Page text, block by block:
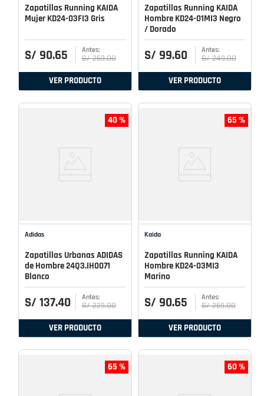
Zapatillas Running KAIDA
Mujer KD24-03FI3 Gris
S/ 90.65 S/ 259.00
VER PRODUCTO
Zapatillas Running KAIDA
Hombre KD24-01MI3 Negro
/ Dorado
S/ 99.60 S/ 249.00
VER PRODUCTO
40 %
Adidas
Zapatillas Urbanas ADIDAS
de Hombre 24Q3.IH0071
Blanco
S/ 137.40 S/ 229.00
VER PRODUCTO
65 %
Kaida
Zapatillas Running KAIDA
Hombre KD24-03MI3
Marino
S/ 90.65 S/ 259.00
VER PRODUCTO
65 % 60 %